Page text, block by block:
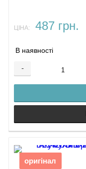
ЦІНА: 487 грн.
В наявності
-
оригінал